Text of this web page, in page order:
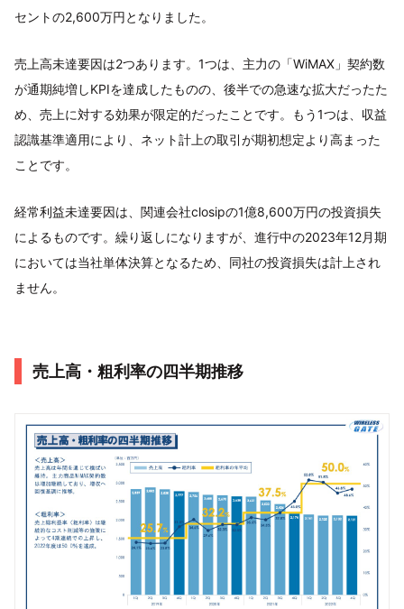
セントの2,600万円となりました。
売上高未達要因は2つあります。1つは、主力の「WiMAX」契約数
が通期純増しKPIを達成したものの、後半での急速な拡大だったた
め、売上に対する効果が限定的だったことです。もう1つは、収益
認識基準適用により、ネット計上の取引が期初想定より高まった
ことです。
経常利益未達要因は、関連会社closipの1億8,600万円の投資損失
によるものです。繰り返しになりますが、進行中の2023年12月期
においては当社単体決算となるため、同社の投資損失は計上され
ません。
売上高・粗利率の四半期推移